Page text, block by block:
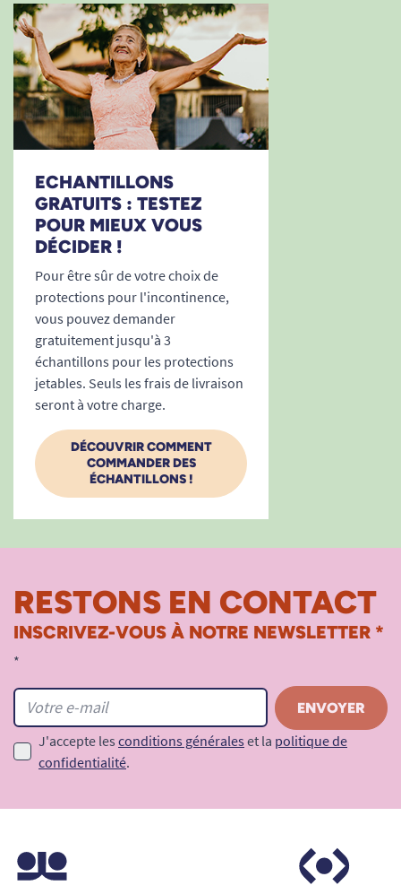
sans préoccupations de fuites ou d’inconfort.
Parfaits pour tous ceux qui souhaitent combiner
sécurité, liberté de mouvement et simplicité
d’utilisation, ils constituent la solution de
confiance en cas de fuites urinaires ou fécales
importantes la nuit.
Besoin d’un conseil personnalisé ou d’en savoir
plus sur l’ensemble de nos solutions pour
l’incontinence ?Découvrez tous nos produits
pour gérer l’incontinence en toute tranquillité
ECHANTILLONS
GRATUITS : TESTEZ
POUR MIEUX VOUS
DÉCIDER !
Pour être sûr de votre choix de
protections pour l'incontinence,
vous pouvez demander
gratuitement jusqu'à 3
échantillons pour les protections
jetables. Seuls les frais de livraison
seront à votre charge.
DÉCOUVRIR COMMENT
COMMANDER DES
ÉCHANTILLONS !
RESTONS EN CONTACT
INSCRIVEZ-VOUS À NOTRE NEWSLETTER *
*
J'accepte les conditions générales et la politique de
confidentialité.